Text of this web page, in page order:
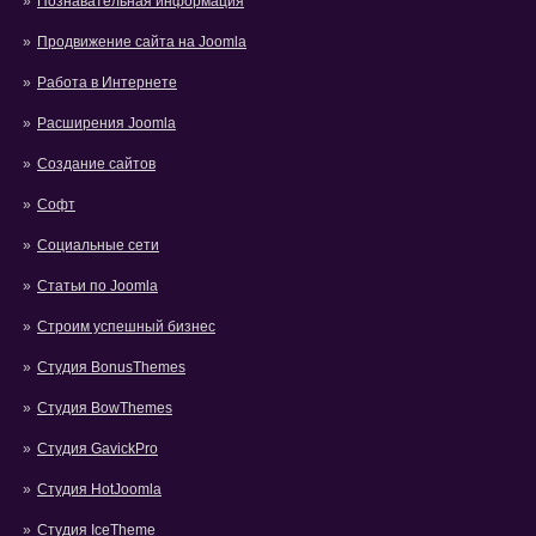
Продвижение сайта на Joomla
Работа в Интернете
Расширения Joomla
Создание сайтов
Софт
Социальные сети
Статьи по Joomla
Строим успешный бизнес
Студия BonusThemes
Студия BowThemes
Студия GavickPro
Студия HotJoomla
Студия IceTheme